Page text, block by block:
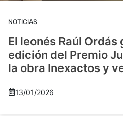
NOTICIAS
El leonés Raúl Ordás
edición del Premio
la obra Inexactos y
13/01/2026